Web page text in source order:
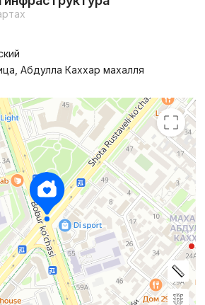
Somang
+998 (71) 230...
Абдулла Каххар махалля